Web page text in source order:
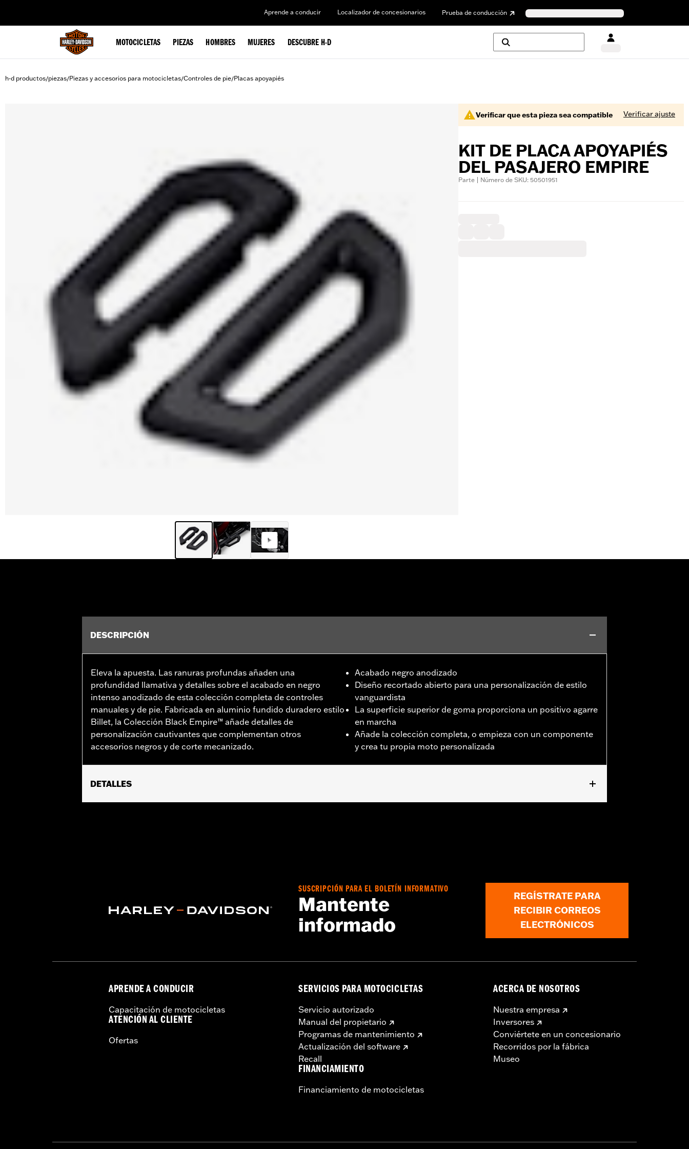
Aprende a conducir Localizador de concesionarios Prueba de conducción
MOTOCICLETAS PIEZAS HOMBRES MUJERES DESCUBRE H-D
h-d productos/piezas/Piezas y accesorios para motocicletas/Controles de pie/Placas apoyapiés
Verificar que esta pieza sea compatible Verificar ajuste
KIT DE PLACA APOYAPIÉS
DEL PASAJERO EMPIRE
Parte | Número de SKU: 50501951
DESCRIPCIÓN
Eleva la apuesta. Las ranuras profundas añaden una
profundidad llamativa y detalles sobre el acabado en negro
intenso anodizado de esta colección completa de controles
manuales y de pie. Fabricada en aluminio fundido duradero estilo
Billet, la Colección Black Empire™ añade detalles de
personalización cautivantes que complementan otros
accesorios negros y de corte mecanizado.
Acabado negro anodizado
Diseño recortado abierto para una personalización de estilo
vanguardista
La superficie superior de goma proporciona un positivo agarre
en marcha
Añade la colección completa, o empieza con un componente
y crea tu propia moto personalizada
DETALLES
SUSCRIPCIÓN PARA EL BOLETÍN INFORMATIVO
Mantente
informado
REGÍSTRATE PARA
RECIBIR CORREOS
ELECTRÓNICOS
APRENDE A CONDUCIR
Capacitación de motocicletas
ATENCIÓN AL CLIENTE
Ofertas
SERVICIOS PARA MOTOCICLETAS
Servicio autorizado
Manual del propietario
Programas de mantenimiento
Actualización del software
Recall
FINANCIAMIENTO
Financiamiento de motocicletas
ACERCA DE NOSOTROS
Nuestra empresa
Inversores
Conviértete en un concesionario
Recorridos por la fábrica
Museo